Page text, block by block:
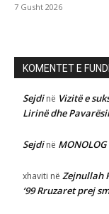
7 Gusht 2026
KOMENTET E
Sejdinë Vizitë e
Lirinë dhe
Sejdinë
xhaviti në Zejnullah
‘99 Rruzaret prej